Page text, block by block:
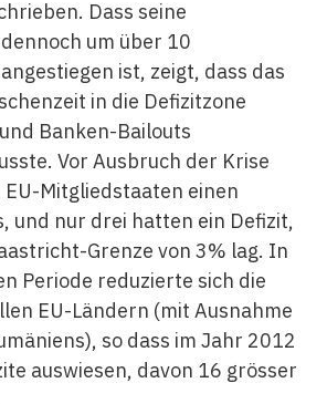
Dass seine
um über 10
ist, zeigt, dass das
in die Defizitzone
Banken-Bailouts
Vor Ausbruch der Krise
Mitgliedstaaten einen
und nur drei hatten ein Defizit,
Grenze von 3% lag. In
Periode reduzierte sich die
EU-Ländern (mit Ausnahme
so dass im Jahr 2012
auswiesen, davon 16 grösser